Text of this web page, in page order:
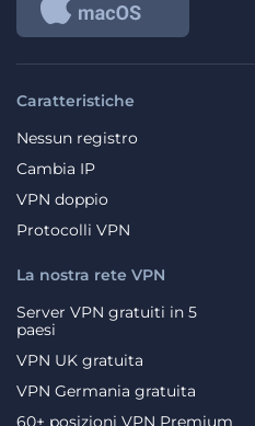
Caratteristiche
Nessun registro
Cambia IP
VPN doppio
Protocolli VPN
La nostra rete VPN
Server VPN gratuiti in 5
paesi
VPN UK gratuita
VPN Germania gratuita
60+ posizioni VPN Premium